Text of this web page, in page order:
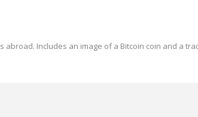
Includes an image of a Bitcoin coin and a